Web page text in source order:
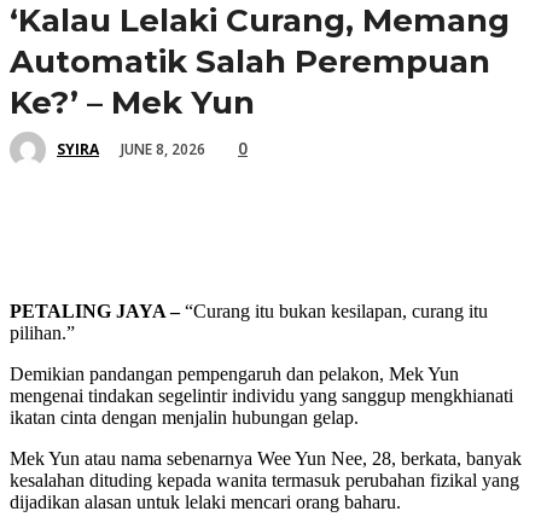
‘Kalau Lelaki Curang, Memang
Automatik Salah Perempuan
Ke?’ – Mek Yun
SYIRA JUNE 8, 2026 0
PETALING JAYA –“Curang itu bukan kesilapan, curang itu
pilihan.”
Demikian pandangan pempengaruh dan pelakon, Mek Yun
mengenai tindakan segelintir individu yang sanggup mengkhianati
ikatan cinta dengan menjalin hubungan gelap.
Mek Yun atau nama sebenarnya Wee Yun Nee, 28, berkata, banyak
kesalahan dituding kepada wanita termasuk perubahan fizikal yang
dijadikan alasan untuk lelaki mencari orang baharu.